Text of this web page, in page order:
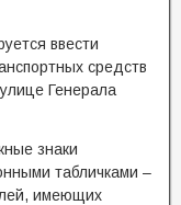
ввести
средств
Генерала
знаки
табличками –
имеющих